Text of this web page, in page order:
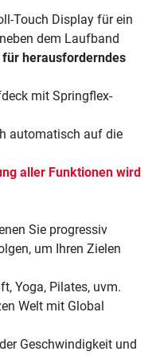
Touch Display für ein
dem Laufband
für herausforderndes
mit Springflex-
automatisch auf die
aller Funktionen wird
Sie progressiv
um Ihren Zielen
Yoga, Pilates, uvm.
Welt mit Global
Geschwindigkeit und